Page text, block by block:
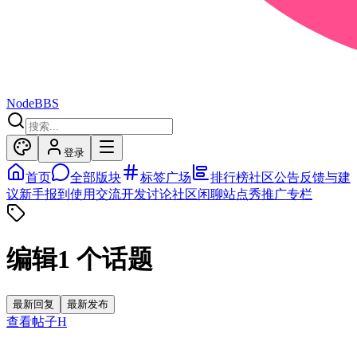
NodeBBS
登录
首页 全部版块 标签广场 排行榜社区公告反馈与建
议新手报到 使用交流开发讨论社区闲聊站点秀推广专栏
编辑1 个话题
最新回复 最新发布
查看帖子H